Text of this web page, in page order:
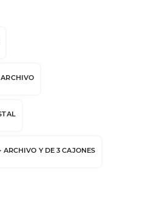
Y DE 3 CAJONES